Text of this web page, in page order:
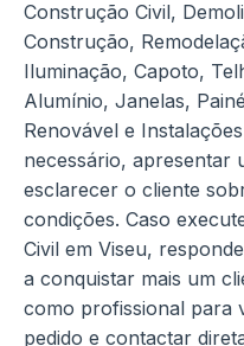
Construção Civil,
Construção,
Iluminação, Capoto,
Alumínio, Janelas,
Renovável e
necessário, apresentar
esclarecer o cliente
condições. Caso
Civil em Viseu,
a conquistar mais um
como profissional para
pedido e contactar